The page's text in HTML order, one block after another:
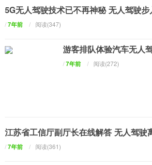
5G无人驾驶技术已不再神秘 无人驾驶
/7年前 / 阅读(347)
游客排队体验汽车无人
/7年前 / 阅读(272)
江苏省工信厅副厅长在线解答 无人驾驶
/7年前 / 阅读(361)